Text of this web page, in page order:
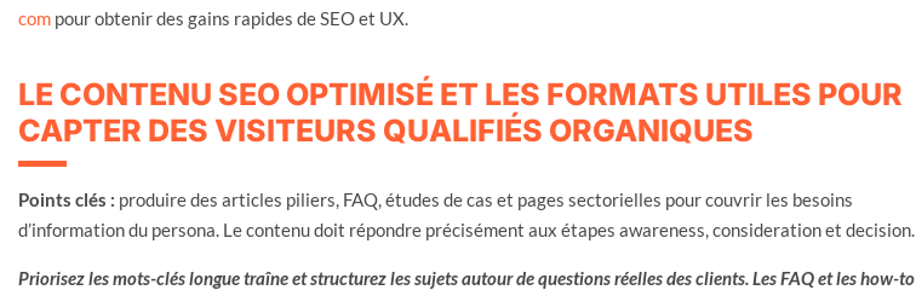
com pour obtenir des gains rapides de SEO et UX.
LE CONTENU SEO OPTIMISÉ ET LES FORMATS UTILES POUR
CAPTER DES VISITEURS QUALIFIÉS ORGANIQUES
Points clés : produire des articles piliers, FAQ, études de cas et pages sectorielles pour couvrir les besoins
d’information du persona. Le contenu doit répondre précisément aux étapes awareness, consideration et decision.
Priorisez les mots-clés longue traîne et structurez les sujets autour de questions réelles des clients. Les FAQ et les how-to